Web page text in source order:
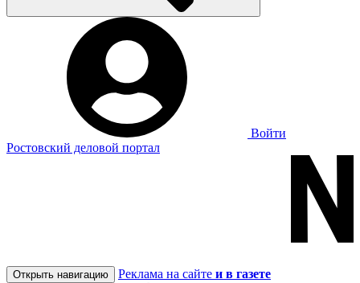
Войти
Ростовский деловой портал
Открыть навигацию Реклама на сайте и в газете